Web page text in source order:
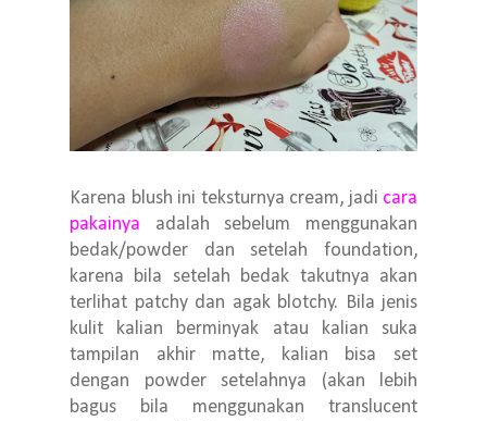
Karena blush ini teksturnya cream, jadi cara
pakainya adalah sebelum menggunakan
bedak/powder dan setelah foundation,
karena bila setelah bedak takutnya akan
terlihat patchy dan agak blotchy. Bila jenis
kulit kalian berminyak atau kalian suka
tampilan akhir matte, kalian bisa set
dengan powder setelahnya (akan lebih
bagus bila menggunakan translucent